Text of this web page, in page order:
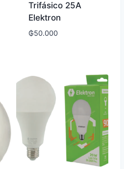
Trifásico 25A
Elektron
₲50.000